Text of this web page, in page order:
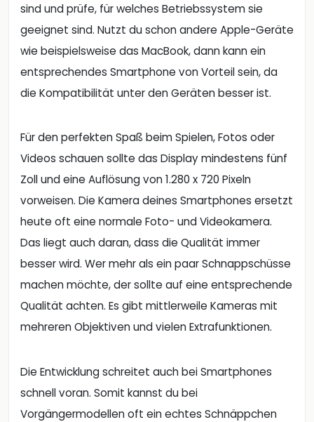
sind und prüfe, für welches Betriebssystem sie
geeignet sind. Nutzt du schon andere Apple-Geräte
wie beispielsweise das MacBook, dann kann ein
entsprechendes Smartphone von Vorteil sein, da
die Kompatibilität unter den Geräten besser ist.
Für den perfekten Spaß beim Spielen, Fotos oder
Videos schauen sollte das Display mindestens fünf
Zoll und eine Auflösung von 1.280 x 720 Pixeln
vorweisen. Die Kamera deines Smartphones ersetzt
heute oft eine normale Foto- und Videokamera.
Das liegt auch daran, dass die Qualität immer
besser wird. Wer mehr als ein paar Schnappschüsse
machen möchte, der sollte auf eine entsprechende
Qualität achten. Es gibt mittlerweile Kameras mit
mehreren Objektiven und vielen Extrafunktionen.
Die Entwicklung schreitet auch bei Smartphones
schnell voran. Somit kannst du bei
Vorgängermodellen oft ein echtes Schnäppchen